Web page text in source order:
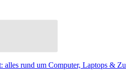
alles rund um Computer, Laptops &